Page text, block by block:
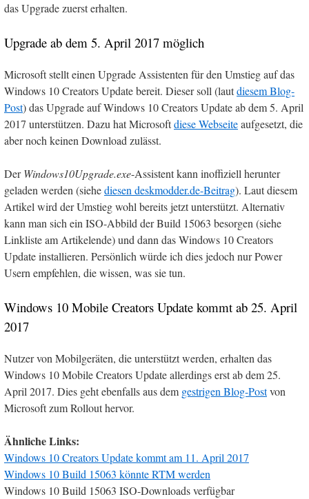
das Upgrade zuerst erhalten.
Upgrade ab dem 5. April 2017 möglich
Microsoft stellt einen Upgrade Assistenten für den Umstieg auf das
Windows 10 Creators Update bereit. Dieser soll (lautdiesem Blog-
Post) das Upgrade auf Windows 10 Creators Update ab dem 5. April
2017 unterstützen. Dazu hat Microsoftdiese Webseiteaufgesetzt, die
aber noch keinen Download zulässt.
DerWindows10Upgrade.exe-Assistent kann inoffiziell herunter
geladen werden (siehediesen deskmodder.de-Beitrag). Laut diesem
Artikel wird der Umstieg wohl bereits jetzt unterstützt. Alternativ
kann man sich ein ISO-Abbild der Build 15063 besorgen (siehe
Linkliste am Artikelende) und dann das Windows 10 Creators
Update installieren. Persönlich würde ich dies jedoch nur Power
Usern empfehlen, die wissen, was sie tun.
Windows 10 Mobile Creators Update kommt ab 25. April
2017
Nutzer von Mobilgeräten, die unterstützt werden, erhalten das
Windows 10 Mobile Creators Update allerdings erst ab dem 25.
April 2017. Dies geht ebenfalls aus dem gestrigen Blog-Postvon
Microsoft zum Rollout hervor.
Ähnliche Links:
Windows 10 Creators Update kommt am 11. April 2017
Windows 10 Build 15063 könnte RTM werden
Windows 10 Build 15063 ISO-Downloads verfügbar